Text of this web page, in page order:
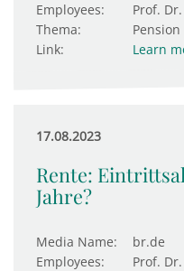
Employees:
Prof.
Thema:
Pension
Link:
Learn
17.08.2023
Rente:
Jahre?
Media Name:
br.de
Employees:
Prof.